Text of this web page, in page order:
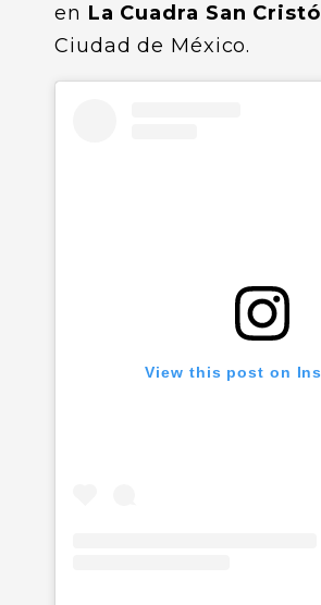
en La Cuadra San
Ciudad de México.
View this post on